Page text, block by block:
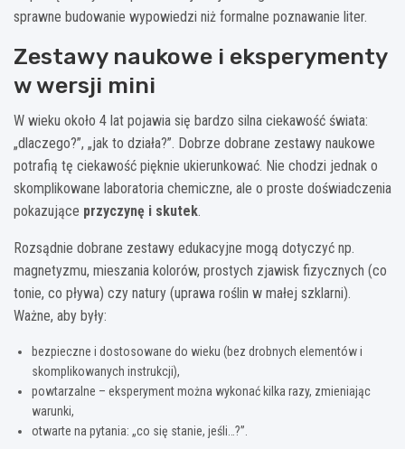
sprawne budowanie wypowiedzi niż formalne poznawanie liter.
Zestawy naukowe i eksperymenty
w wersji mini
W wieku około 4 lat pojawia się bardzo silna ciekawość świata:
„dlaczego?”, „jak to działa?”. Dobrze dobrane zestawy naukowe
potrafią tę ciekawość pięknie ukierunkować. Nie chodzi jednak o
skomplikowane laboratoria chemiczne, ale o proste doświadczenia
pokazujące przyczynę i skutek.
Rozsądnie dobrane zestawy edukacyjne mogą dotyczyć np.
magnetyzmu, mieszania kolorów, prostych zjawisk fizycznych (co
tonie, co pływa) czy natury (uprawa roślin w małej szklarni).
Ważne, aby były:
bezpieczne i dostosowane do wieku (bez drobnych elementów i
skomplikowanych instrukcji),
powtarzalne – eksperyment można wykonać kilka razy, zmieniając
warunki,
otwarte na pytania: „co się stanie, jeśli…?”.